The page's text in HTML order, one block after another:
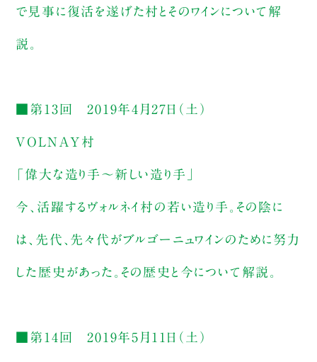
で見事に復活を遂げた村とそのワインについて解
説。
■第13回 2019年4月27日（土）
VOLNAY村
「偉大な造り手～新しい造り手」
今、活躍するヴォルネイ村の若い造り手。その陰に
は、先代、先々代がブルゴーニュワインのために努力
した歴史があった。その歴史と今について解説。
■第14回 2019年5月11日（土）